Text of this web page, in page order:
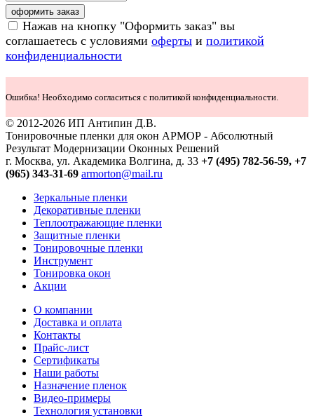
оформить заказ
Нажав на кнопку "Оформить заказ" вы
соглашаетесь с условиями оферты и политикой
конфиденциальности
Ошибка! Необходимо согласиться с политикой конфиденциальности.
© 2012-2026 ИП Антипин Д.В.
Тонировочные пленки для окон АРМОР - Абсолютный
Результат Модернизации Оконных Решений
г. Москва, ул. Академика Волгина, д. 33 +7 (495) 782-56-59, +7
(965) 343-31-69 armorton@mail.ru
Зеркальные пленки
Декоративные пленки
Теплоотражающие пленки
Защитные пленки
Тонировочные пленки
Инструмент
Тонировка окон
Акции
О компании
Доставка и оплата
Контакты
Прайс-лист
Сертификаты
Наши работы
Назначение пленок
Видео-примеры
Технология установки